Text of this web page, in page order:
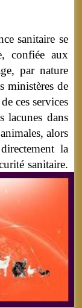
sanitaire se
confiée aux
par nature
ministères de
ces services
lacunes dans
alors
la
sanitaire.